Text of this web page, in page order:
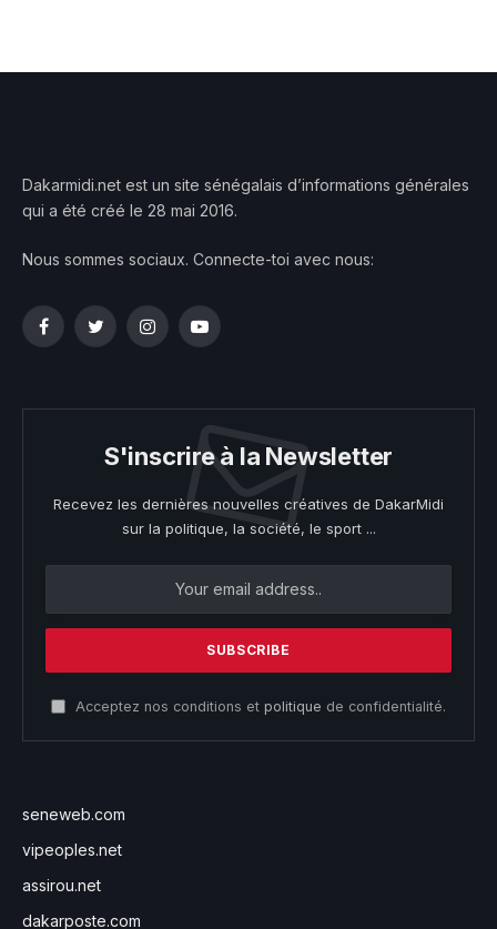
Dakarmidi.net est un site sénégalais d’informations générales
qui a été créé le 28 mai 2016.
Nous sommes sociaux. Connecte-toi avec nous:
FacebookTwitterInstagramYouTube
S'inscrire à la Newsletter
Recevez les dernières nouvelles créatives de DakarMidi
sur la politique, la société, le sport ...
Acceptez nos conditions et politique de confidentialité.
seneweb.com
vipeoples.net
assirou.net
dakarposte.com